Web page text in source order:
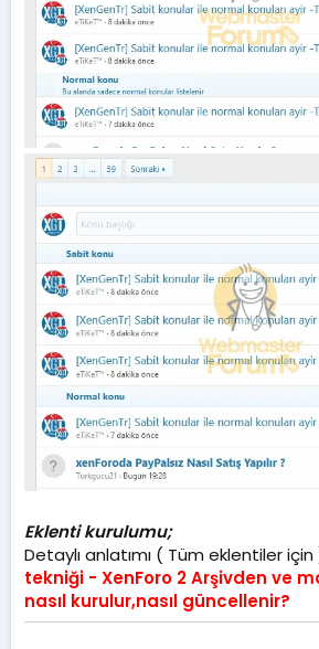
Eklenti kurulumu;
Detaylı anlatımı ( Tüm eklentiler için
tekniği - XenForo 2 Arşivden ve
nasıl kurulur,nasıl güncellenir?